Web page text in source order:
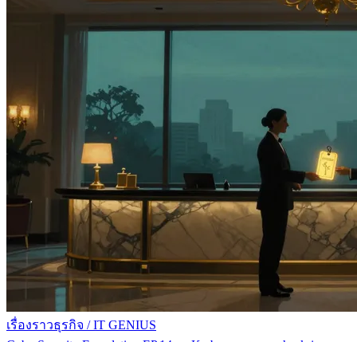
เรื่องราวธุรกิจ / IT GENIUS